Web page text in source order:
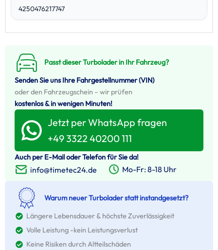
4250476217747
Passt dieser Turbolader in Ihr Fahrzeug?
Senden Sie uns Ihre Fahrgestellnummer (VIN)
oder den Fahrzeugschein – wir prüfen
kostenlos & in wenigen Minuten!
Jetzt per WhatsApp fragen
+49 3322 40200 111
Auch per E-Mail oder Telefon für Sie da!
info@timetec24.de Mo-Fr: 8-18 Uhr
Warum neuer Turbolader statt instandgesetzt?
Längere Lebensdauer & höchste Zuverlässigkeit
Volle Leistung -kein Leistungsverlust
Keine Risiken durch Altteilschäden